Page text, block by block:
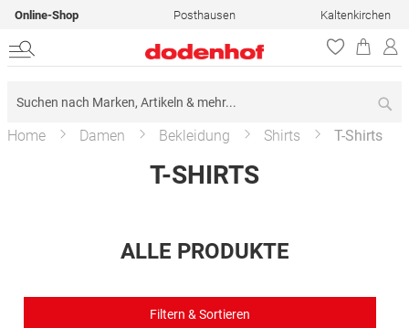
Online-Shop Posthausen Kaltenkirchen
Home Damen Bekleidung Shirts T-Shirts
T-SHIRTS
ALLE PRODUKTE
Filtern & Sortieren